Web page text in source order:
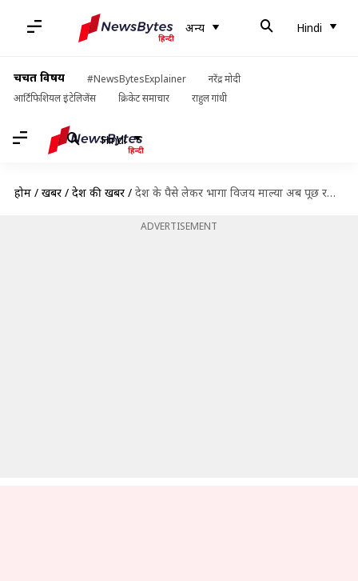
अन्य Hindi
चर्चित विषय #NewsBytesExplainer
नरेंद्र मोदी
आर्टिफिशियल इंटेलिजेंस
क्रिकेट समाचार राहुल गांधी
Hindi
होम / खबरें / देश की खबरें / देश के पैसे लेकर भागा विजय माल्या अब पूछ रहा- कहां है न्याय?
ADVERTISEMENT